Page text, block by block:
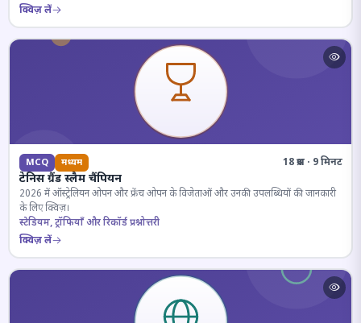
क्विज़ लें
MCQ मध्यम 18 प्रश्न · 9 मिनट
टेनिस ग्रैंड स्लैम चैंपियन
2026 में ऑस्ट्रेलियन ओपन और फ्रेंच ओपन के विजेताओं और उनकी उपलब्धियों की जानकारी
के लिए क्विज़।
स्टेडियम, ट्रॉफियाँ और रिकॉर्ड प्रश्नोत्तरी
क्विज़ लें